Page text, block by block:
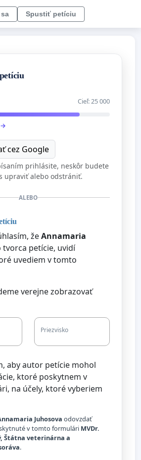
Spustiť petíciu
Cieľ: 25 000
→
cez Google
prihlásite, neskôr budete
upraviť alebo odstrániť.
ALEBO
žeAnnamaria
tvorca petície, uvidí
uvediem v tomto
verejne zobrazovať
Priezvisko
aby autor petície mohol
ktoré poskytnem v
na účely, ktoré vyberiem
Juhosova odovzdať
v tomto formulári MVDr.
Štátna veterinárna a
.